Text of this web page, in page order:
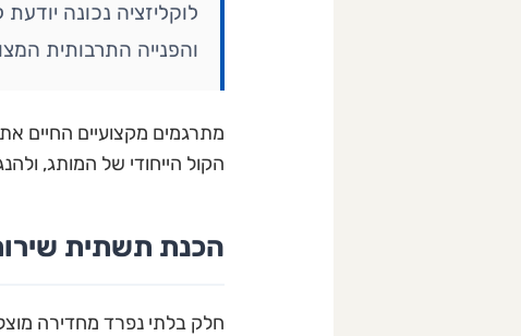
לוקליזציה נכונה יודעת
והפנייה התרבותית
מתרגמים מקצועיים החיים
הקול הייחודי של המותג,
הכנת תשתית
חלק בלתי נפרד מחדירה